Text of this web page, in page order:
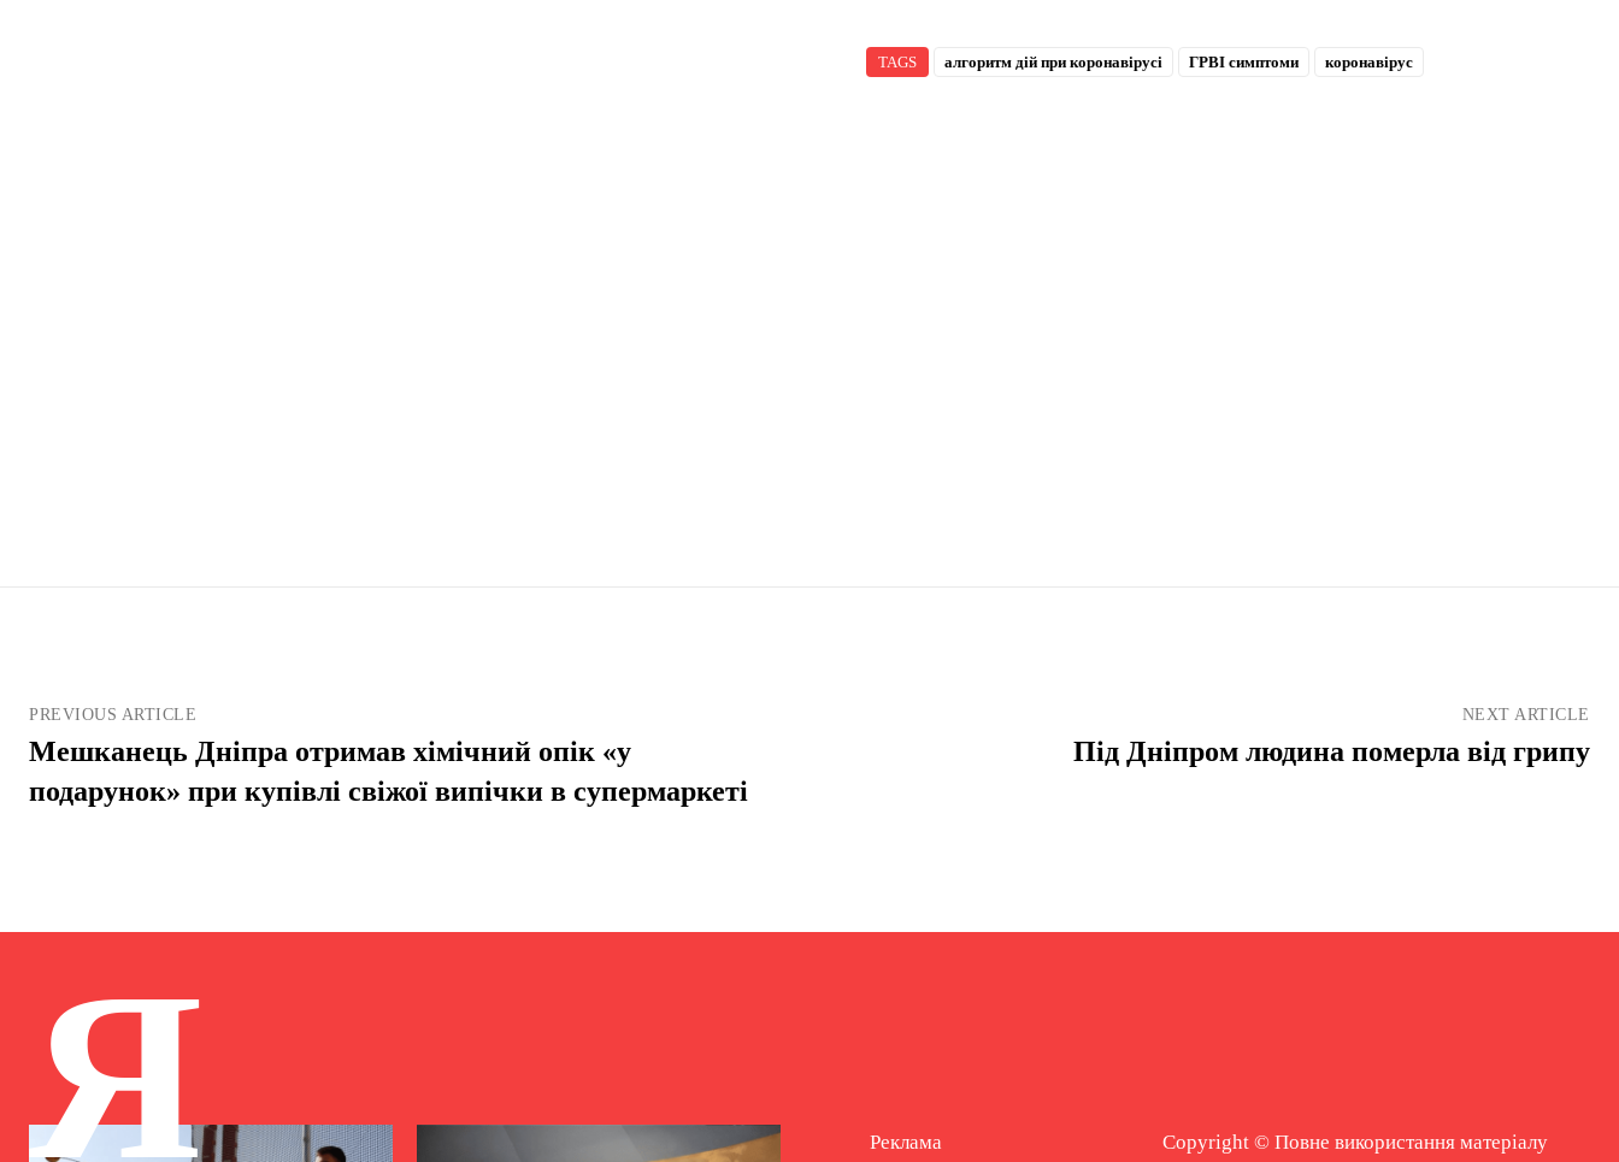
TAGS алгоритм дій при коронавірусі ГРВІ симптоми коронавірус
PREVIOUS ARTICLE
Мешканець Дніпра отримав хімічний опік «у
подарунок» при купівлі свіжої випічки в супермаркеті
NEXT ARTICLE
Під Дніпром людина померла від грипу
Я Реклама Copyright © Повне використання матеріалу